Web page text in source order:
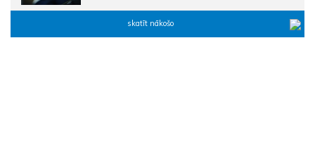
skatīt nākošo